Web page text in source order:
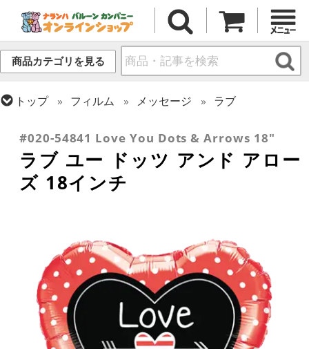
商品カテゴリを見る
トップ フィルム メッセージ
ラブ
バレンタイン
#020-54841 Love You Dots & Arrows 18"
ラブ ユー ドッツ アンド アロー
ズ 18インチ